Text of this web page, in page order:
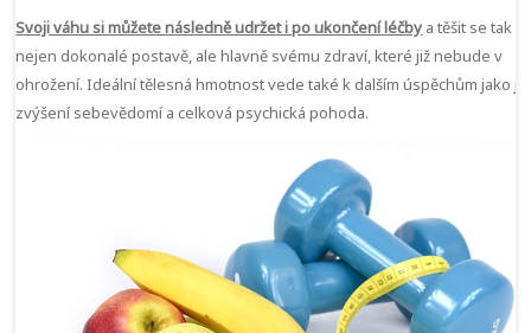
Svoji váhu si můžete následně udržet i po ukončení léčby a těšit se tak
nejen dokonalé postavě, ale hlavně svému zdraví, které již nebude v
ohrožení. Ideální tělesná hmotnost vede také k dalším úspěchům jako je
zvýšení sebevědomí a celková psychická pohoda.